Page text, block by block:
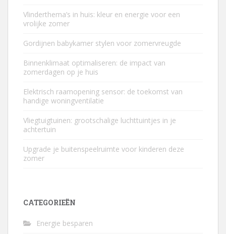
Vlinderthema’s in huis: kleur en energie voor een
vrolijke zomer
Gordijnen babykamer stylen voor zomervreugde
Binnenklimaat optimaliseren: de impact van
zomerdagen op je huis
Elektrisch raamopening sensor: de toekomst van
handige woningventilatie
Vliegtuigtuinen: grootschalige luchttuintjes in je
achtertuin
Upgrade je buitenspeelruimte voor kinderen deze
zomer
CATEGORIEËN
Energie besparen